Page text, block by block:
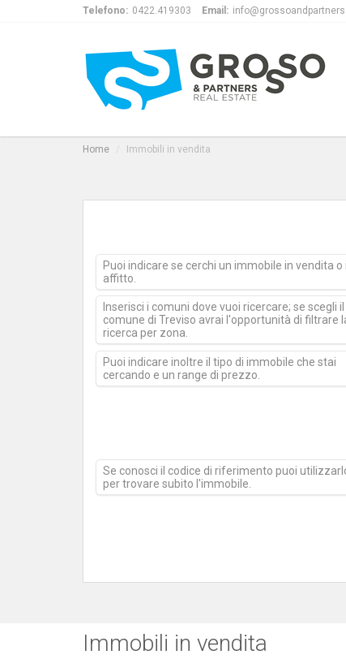
Telefono: 0422.419303 Email:
Home Immobili in vendita
Puoi indicare se cerchi un immobile in vendita o
affitto.
Inserisci i comuni dove vuoi ricercare; se scegli il
comune di Treviso avrai l'opportunità di filtrare
ricerca per zona.
Puoi indicare inoltre il tipo di immobile che stai
cercando e un range di prezzo.
Se conosci il codice di riferimento puoi
per trovare subito l'immobile.
Immobili in vendita